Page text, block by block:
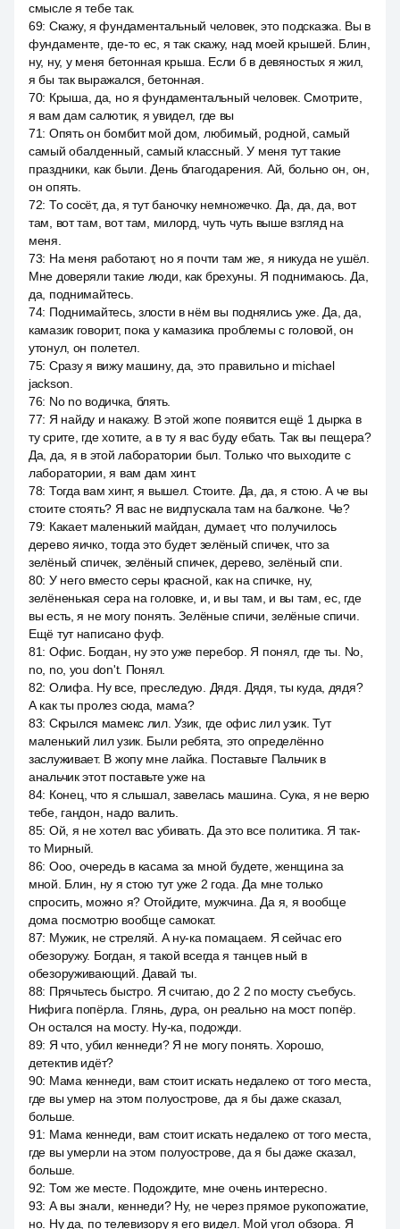
смысле я тебе так.
69: Скажу, я фундаментальный человек, это подсказка. Вы в
фундаменте, где-то ес, я так скажу, над моей крышей. Блин,
ну, ну, у меня бетонная крыша. Если б в девяностых я жил,
я бы так выражался, бетонная.
70: Крыша, да, но я фундаментальный человек. Смотрите,
я вам дам салютик, я увидел, где вы
71: Опять он бомбит мой дом, любимый, родной, самый
самый обалденный, самый классный. У меня тут такие
праздники, как были. День благодарения. Ай, больно он, он,
он опять.
72: То сосёт, да, я тут баночку немножечко. Да, да, да, вот
там, вот там, вот там, милорд, чуть чуть выше взгляд на
меня.
73: На меня работают, но я почти там же, я никуда не ушёл.
Мне доверяли такие люди, как брехуны. Я поднимаюсь. Да,
да, поднимайтесь.
74: Поднимайтесь, злости в нём вы поднялись уже. Да, да,
камазик говорит, пока у камазика проблемы с головой, он
утонул, он полетел.
75: Сразу я вижу машину, да, это правильно и michael
jackson.
76: No no водичка, блять.
77: Я найду и накажу. В этой жопе появится ещё 1 дырка в
ту срите, где хотите, а в ту я вас буду ебать. Так вы пещера?
Да, да, я в этой лаборатории был. Только что выходите с
лаборатории, я вам дам хинт.
78: Тогда вам хинт, я вышел. Стоите. Да, да, я стою. А че вы
стоите стоять? Я вас не видпускала там на балконе. Че?
79: Какает маленький майдан, думает, что получилось
дерево яичко, тогда это будет зелёный спичек, что за
зелёный спичек, зелёный спичек, дерево, зелёный спи.
80: У него вместо серы красной, как на спичке, ну,
зелёненькая сера на головке, и, и вы там, и вы там, ес, где
вы есть, я не могу понять. Зелёные спичи, зелёные спичи.
Ещё тут написано фуф.
81: Офис. Богдан, ну это уже перебор. Я понял, где ты. No,
no, no, you don't. Понял.
82: Олифа. Ну все, преследую. Дядя. Дядя, ты куда, дядя?
А как ты пролез сюда, мама?
83: Скрылся мамекс лил. Узик, где офис лил узик. Тут
маленький лил узик. Были ребята, это определённо
заслуживает. В жопу мне лайка. Поставьте Пальчик в
анальчик этот поставьте уже на
84: Конец, что я слышал, завелась машина. Сука, я не верю
тебе, гандон, надо валить.
85: Ой, я не хотел вас убивать. Да это все политика. Я так-
то Мирный.
86: Ооо, очередь в касама за мной будете, женщина за
мной. Блин, ну я стою тут уже 2 года. Да мне только
спросить, можно я? Отойдите, мужчина. Да я, я вообще
дома посмотрю вообще самокат.
87: Мужик, не стреляй. А ну-ка помацаем. Я сейчас его
обезоружу. Богдан, я такой всегда я танцев ный в
обезоруживающий. Давай ты.
88: Прячьтесь быстро. Я считаю, до 2 2 по мосту съебусь.
Нифига попёрла. Глянь, дура, он реально на мост попёр.
Он остался на мосту. Ну-ка, подожди.
89: Я что, убил кеннеди? Я не могу понять. Хорошо,
детектив идёт?
90: Мама кеннеди, вам стоит искать недалеко от того места,
где вы умер на этом полуострове, да я бы даже сказал,
больше.
91: Мама кеннеди, вам стоит искать недалеко от того места,
где вы умерли на этом полуострове, да я бы даже сказал,
больше.
92: Том же месте. Подождите, мне очень интересно.
93: А вы знали, кеннеди? Ну, не через прямое рукопожатие,
но. Ну да, по телевизору я его видел. Мой угол обзора. Я